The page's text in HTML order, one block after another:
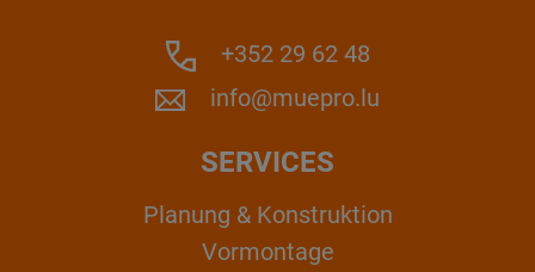
+352 29 62 48
info@muepro.lu
SERVICES
Planung & Konstruktion
Vormontage